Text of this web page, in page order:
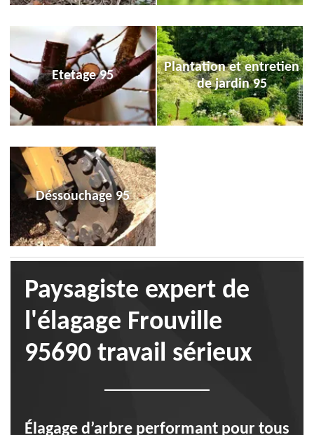
Etetage 95
Plantation et entretien
de jardin 95
Déssouchage 95
Paysagiste expert de
l'élagage Frouville
95690 travail sérieux
Élagage d’arbre performant pour tous